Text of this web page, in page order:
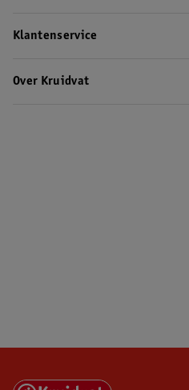
Klantenservice
Over Kruidvat